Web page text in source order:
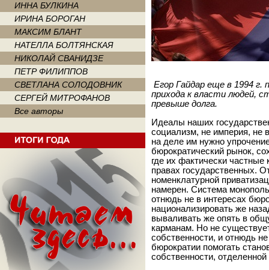
ИННА БУЛКИНА
ИРИНА БОРОГАН
МАКСИМ БЛАНТ
НАТЕЛЛА БОЛТЯНСКАЯ
НИКОЛАЙ СВАНИДЗЕ
ПЕТР ФИЛИППОВ
СВЕТЛАНА СОЛОДОВНИК
СЕРГЕЙ МИТРОФАНОВ
Все авторы
Егор Гайдар еще в 1994 г.
прихода к власти людей,
превыше долга.
Идеалы наших
социализм, не империя, не
на деле им нужно
бюрократический рынок,
где их фактически
правах государственных.
номенклатурной
намерен. Система
отнюдь не в интересах
национализировать же
вываливать же опять в
карманам. Но не
собственности, и отнюдь
бюрократии помогать
собственности, отделенной